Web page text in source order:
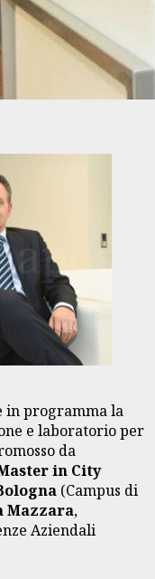
in programma la
e laboratorio per
da
in City
(Campus di
Mazzara,
Aziendali